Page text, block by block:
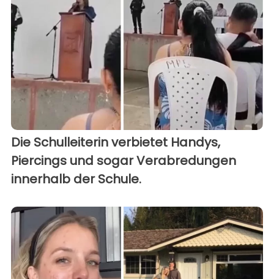
Die Schulleiterin verbietet Handys,
Piercings und sogar Verabredungen
innerhalb der Schule.